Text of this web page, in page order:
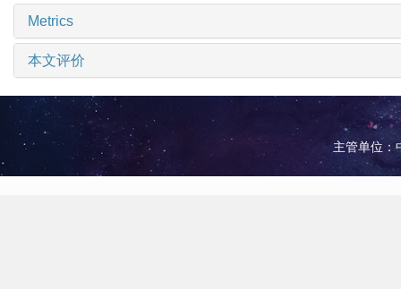
Metrics
本文评价
主管单位：